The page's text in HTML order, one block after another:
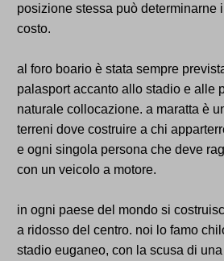
posizione stessa può determinarne
costo.
al foro boario è stata sempre
palasport accanto allo stadio e alle
naturale collocazione. a maratta è
terreni dove costruire a chi
e ogni singola persona che deve
con un veicolo a motore.
in ogni paese del mondo si
a ridosso del centro. noi lo famo
stadio euganeo, con la scusa di